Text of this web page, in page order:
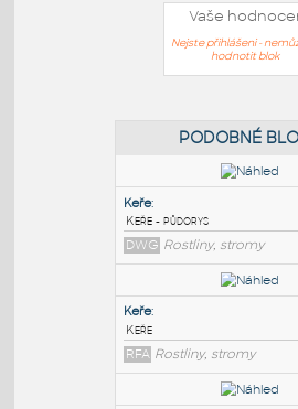
Vaše
Nejste přihlášeni -
hodnotit blok
Keře:
Keře - půdorys